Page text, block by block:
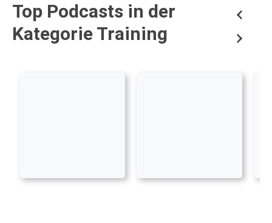
Top Podcasts in der
Kategorie Training